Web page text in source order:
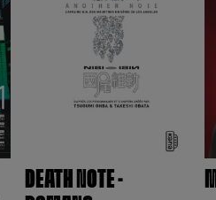
DEATH NOTE -